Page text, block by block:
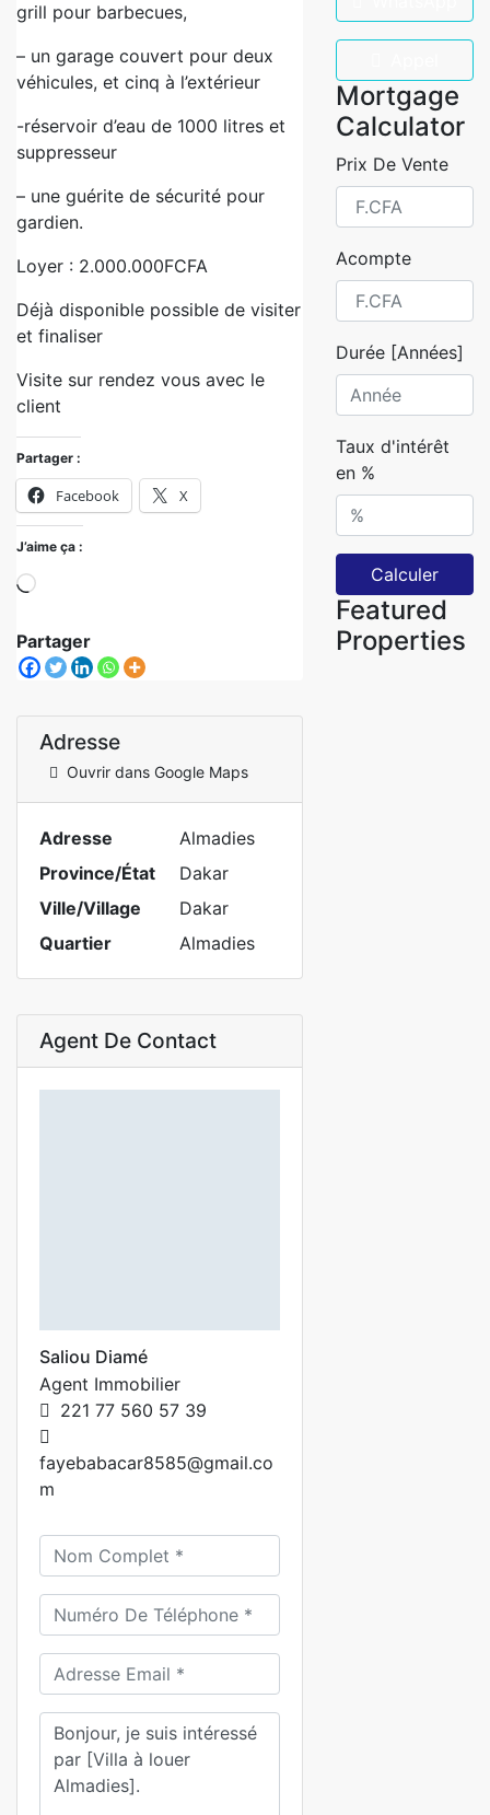
grill pour barbecues,
– un garage couvert pour deux
véhicules, et cinq à l’extérieur
-réservoir d’eau de 1000 litres et
suppresseur
– une guérite de sécurité pour
gardien.
Loyer : 2.000.000FCFA
Déjà disponible possible de visiter
et finaliser
Visite sur rendez vous avec le
client
Partager :
Facebook X
J’aime ça :
Partager
Adresse
Ouvrir dans Google Maps
Adresse
Almadies
Province/État
Dakar
Ville/Village
Dakar
Quartier
Almadies
Agent De Contact
Saliou Diamé
Agent Immobilier
221 77 560 57 39
fayebabacar8585@gmail.co
m
Mortgage
Calculator
Prix De Vente
Acompte
Durée [Années]
Taux d'intérêt
en %
Calculer
Featured
Properties